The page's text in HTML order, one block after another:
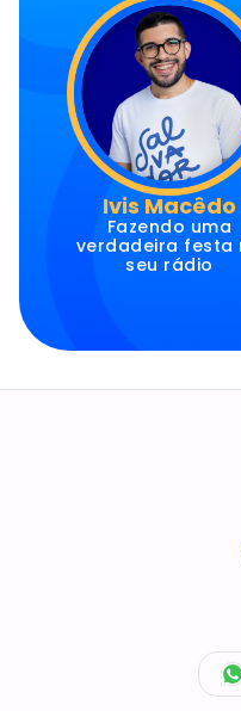
Ivis Macêdo
Fazendo uma
verdadeira festa
seu rádio